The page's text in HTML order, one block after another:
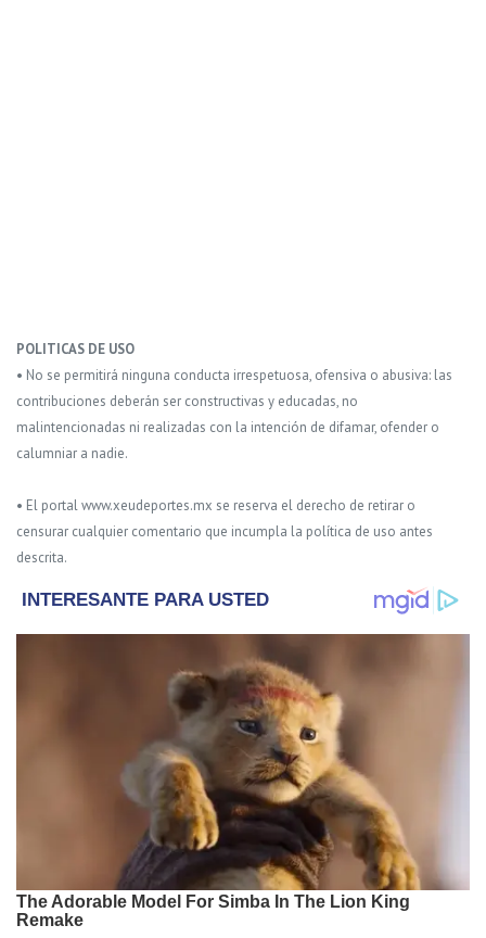
POLITICAS DE USO
• No se permitirá ninguna conducta irrespetuosa, ofensiva o abusiva: las
contribuciones deberán ser constructivas y educadas, no
malintencionadas ni realizadas con la intención de difamar, ofender o
calumniar a nadie.
• El portal www.xeudeportes.mx se reserva el derecho de retirar o
censurar cualquier comentario que incumpla la política de uso antes
descrita.